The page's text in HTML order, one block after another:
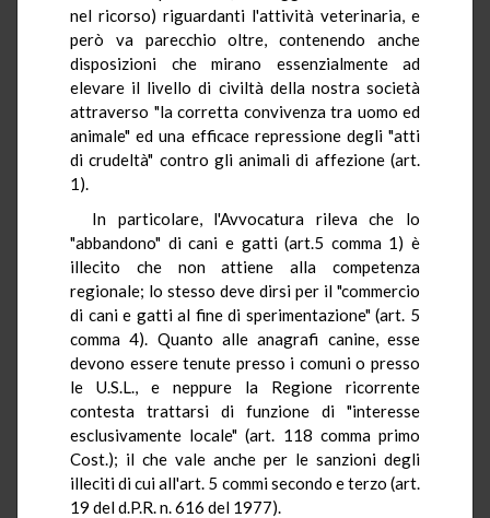
nel ricorso) riguardanti l'attività veterinaria, e
però va parecchio oltre, contenendo anche
disposizioni che mirano essenzialmente ad
elevare il livello di civiltà della nostra società
attraverso "la corretta convivenza tra uomo ed
animale" ed una efficace repressione degli "atti
di crudeltà" contro gli animali di affezione (art.
1).
In particolare, l'Avvocatura rileva che lo
"abbandono" di cani e gatti (art.5 comma 1) è
illecito che non attiene alla competenza
regionale; lo stesso deve dirsi per il "commercio
di cani e gatti al fine di sperimentazione" (art. 5
comma 4). Quanto alle anagrafi canine, esse
devono essere tenute presso i comuni o presso
le U.S.L., e neppure la Regione ricorrente
contesta trattarsi di funzione di "interesse
esclusivamente locale" (art. 118 comma primo
Cost.); il che vale anche per le sanzioni degli
illeciti di cui all'art. 5 commi secondo e terzo (art.
19 del d.P.R. n. 616 del 1977).